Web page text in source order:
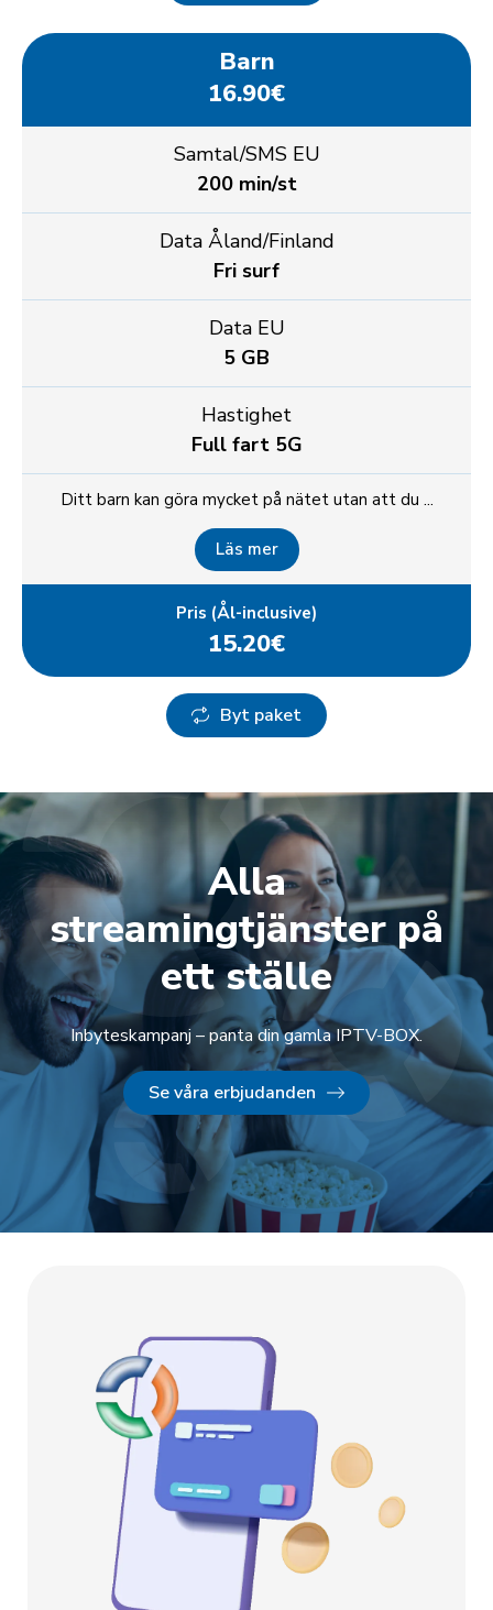
Barn
16.90€
Samtal/SMS EU
200 min/st
Data Åland/Finland
Fri surf
Data EU
5 GB
Hastighet
Full fart 5G
Ditt barn kan göra mycket på nätet utan att du ...
Läs mer
Pris (Ål-inclusive)
15.20€
Byt paket
Alla
streamingtjänster på
ett ställe
Inbyteskampanj – panta din gamla IPTV-BOX.
Se våra erbjudanden